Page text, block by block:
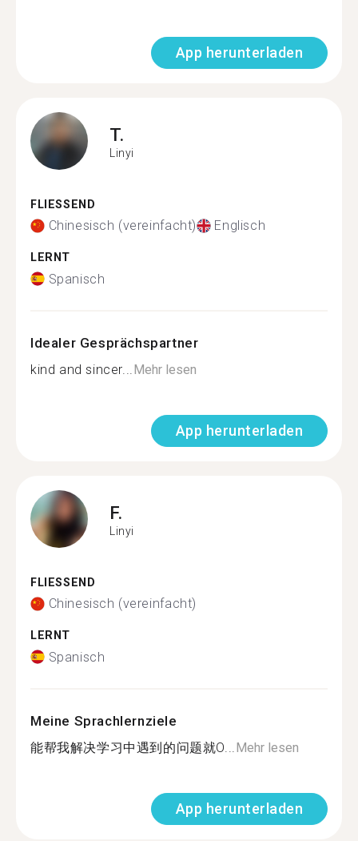
App herunterladen
T.
Linyi
FLIESSEND
Chinesisch (vereinfacht) Englisch
LERNT
Spanisch
Idealer Gesprächspartner
kind and sincer... Mehr lesen
App herunterladen
F.
Linyi
FLIESSEND
Chinesisch (vereinfacht)
LERNT
Spanisch
Meine Sprachlernziele
能帮我解决学习中遇到的问题就O... Mehr lesen
App herunterladen